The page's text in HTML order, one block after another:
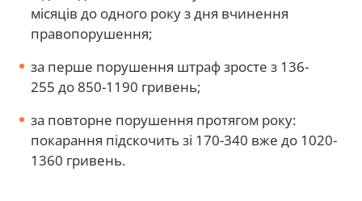
місяців до одного року з дня вчинення
правопорушення;
за перше порушення штраф зросте з 136-
255 до 850-1190 гривень;
за повторне порушення протягом року:
покарання підскочить зі 170-340 вже до 1020-
1360 гривень.